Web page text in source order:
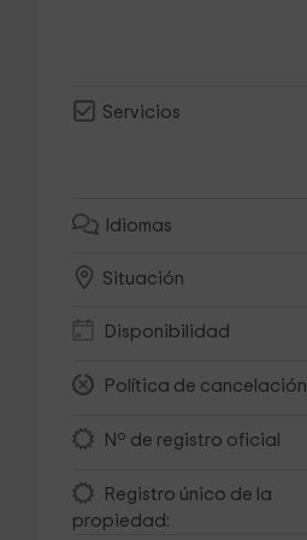
Servicios
Idiomas
Situación
Disponibilidad
Política de cancelación
Nº de registro oficial
Registro único de la
propiedad: